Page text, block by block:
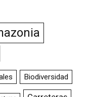
Biodiversidad